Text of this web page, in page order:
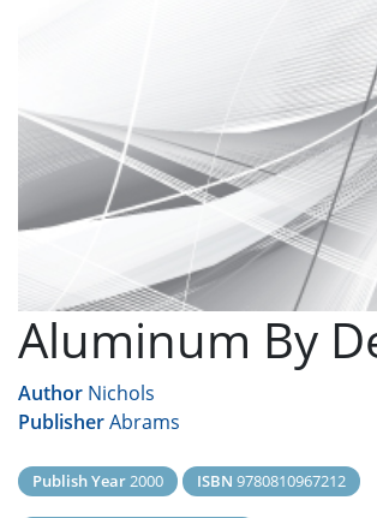
Aluminum By
Author Nichols
PublisherAbrams
Publish Year2000 ISBN 9780810967212